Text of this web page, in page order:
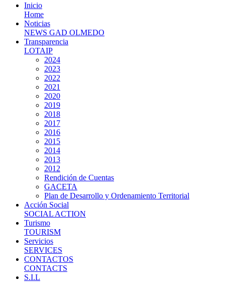
Inicio
Home
Noticias
NEWS GAD OLMEDO
Transparencia
LOTAIP
2024
2023
2022
2021
2020
2019
2018
2017
2016
2015
2014
2013
2012
Rendición de Cuentas
GACETA
Plan de Desarrollo y Ordenamiento Territorial
Acción Social
SOCIAL ACTION
Turismo
TOURISM
Servicios
SERVICES
CONTACTOS
CONTACTS
S.I.L